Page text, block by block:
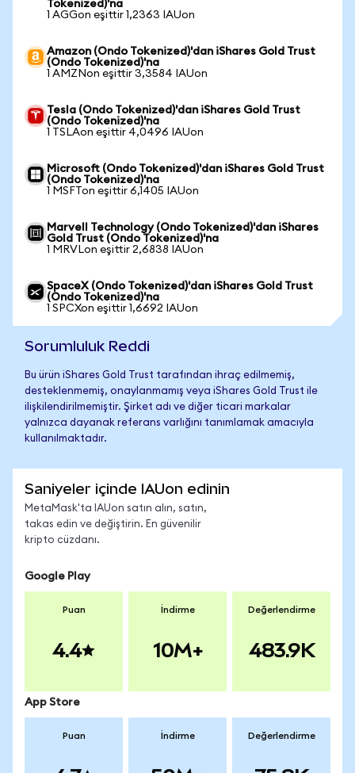
Tokenized)'na
1 AGGon eşittir 1,2363 IAUon
Amazon (Ondo Tokenized)'dan iShares Gold Trust
(Ondo Tokenized)'na
1 AMZNon eşittir 3,3584 IAUon
Tesla (Ondo Tokenized)'dan iShares Gold Trust
(Ondo Tokenized)'na
1 TSLAon eşittir 4,0496 IAUon
Microsoft (Ondo Tokenized)'dan iShares Gold Trust
(Ondo Tokenized)'na
1 MSFTon eşittir 6,1405 IAUon
Marvell Technology (Ondo Tokenized)'dan iShares
Gold Trust (Ondo Tokenized)'na
1 MRVLon eşittir 2,6838 IAUon
SpaceX (Ondo Tokenized)'dan iShares Gold Trust
(Ondo Tokenized)'na
1 SPCXon eşittir 1,6692 IAUon
Sorumluluk Reddi
Bu ürün iShares Gold Trust tarafından ihraç edilmemiş,
desteklenmemiş, onaylanmamış veya iShares Gold Trust ile
ilişkilendirilmemiştir. Şirket adı ve diğer ticari markalar
yalnızca dayanak referans varlığını tanımlamak amacıyla
kullanılmaktadır.
Saniyeler içinde IAUon edinin
MetaMask'ta IAUon satın alın, satın,
takas edin ve değiştirin. En güvenilir
kripto cüzdanı.
Google Play
Puan
4.4
İndirme
10M+
Değerlendirme
483.9K
App Store
Puan İndirme Değerlendirme